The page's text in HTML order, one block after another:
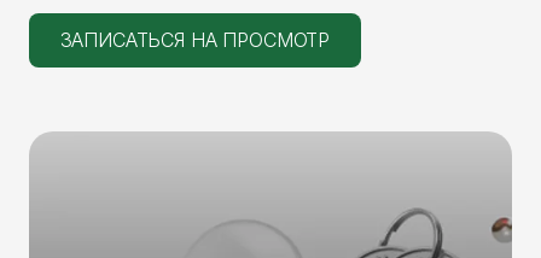
ЗАПИСАТЬСЯ НА ПРОСМОТР